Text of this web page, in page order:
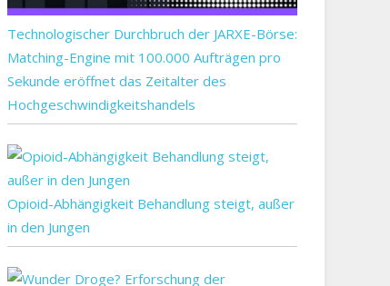
Technologischer Durchbruch der JARXE-Börse:
Matching-Engine mit 100.000 Aufträgen pro
Sekunde eröffnet das Zeitalter des
Hochgeschwindigkeitshandels
Opioid-Abhängigkeit Behandlung steigt, außer
in den Jungen